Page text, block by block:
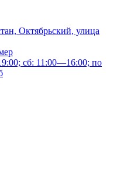
Октябрьский, улица
сб: 11:00—16:00; по